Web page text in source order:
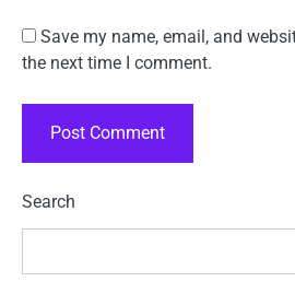
Save my name, email, and
the next time I comment.
Search